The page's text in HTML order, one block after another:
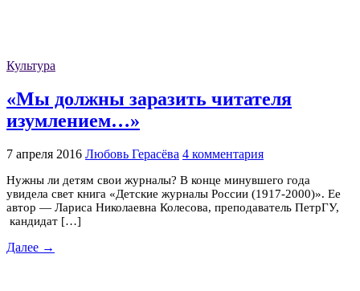
Культура
«Мы должны заразить читателя
изумлением…»
7 апреля 2016 Любовь Герасёва 4 комментария
Нужны ли детям свои журналы? В конце минувшего года
увидела свет книга «Детские журналы России (1917-2000)». Ее
автор — Лариса Николаевна Колесова, преподаватель ПетрГУ,
кандидат […]
Далее →